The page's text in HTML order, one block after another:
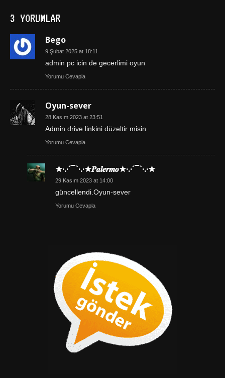
3 YORUMLAR
Bego
9 Şubat 2025 at 18:11
admin pc icin de gecerlimi oyun
Yorumu Cevapla
Oyun-sever
28 Kasım 2023 at 23:51
Admin drive linkini düzeltir misin
Yorumu Cevapla
★·.·´¯`·.·★𝑷𝒂𝒍𝒆𝒓𝒎𝒐★·.·´¯`·.·★
29 Kasım 2023 at 14:00
güncellendi.Oyun-sever
Yorumu Cevapla